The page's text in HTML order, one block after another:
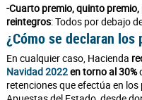
-Cuarto premio, quinto
reintegros: Todos por debajo
¿Cómo se declaran
En cualquier caso, Hacienda
Navidad 2022en torno al 30%
retenciones que efectúa en